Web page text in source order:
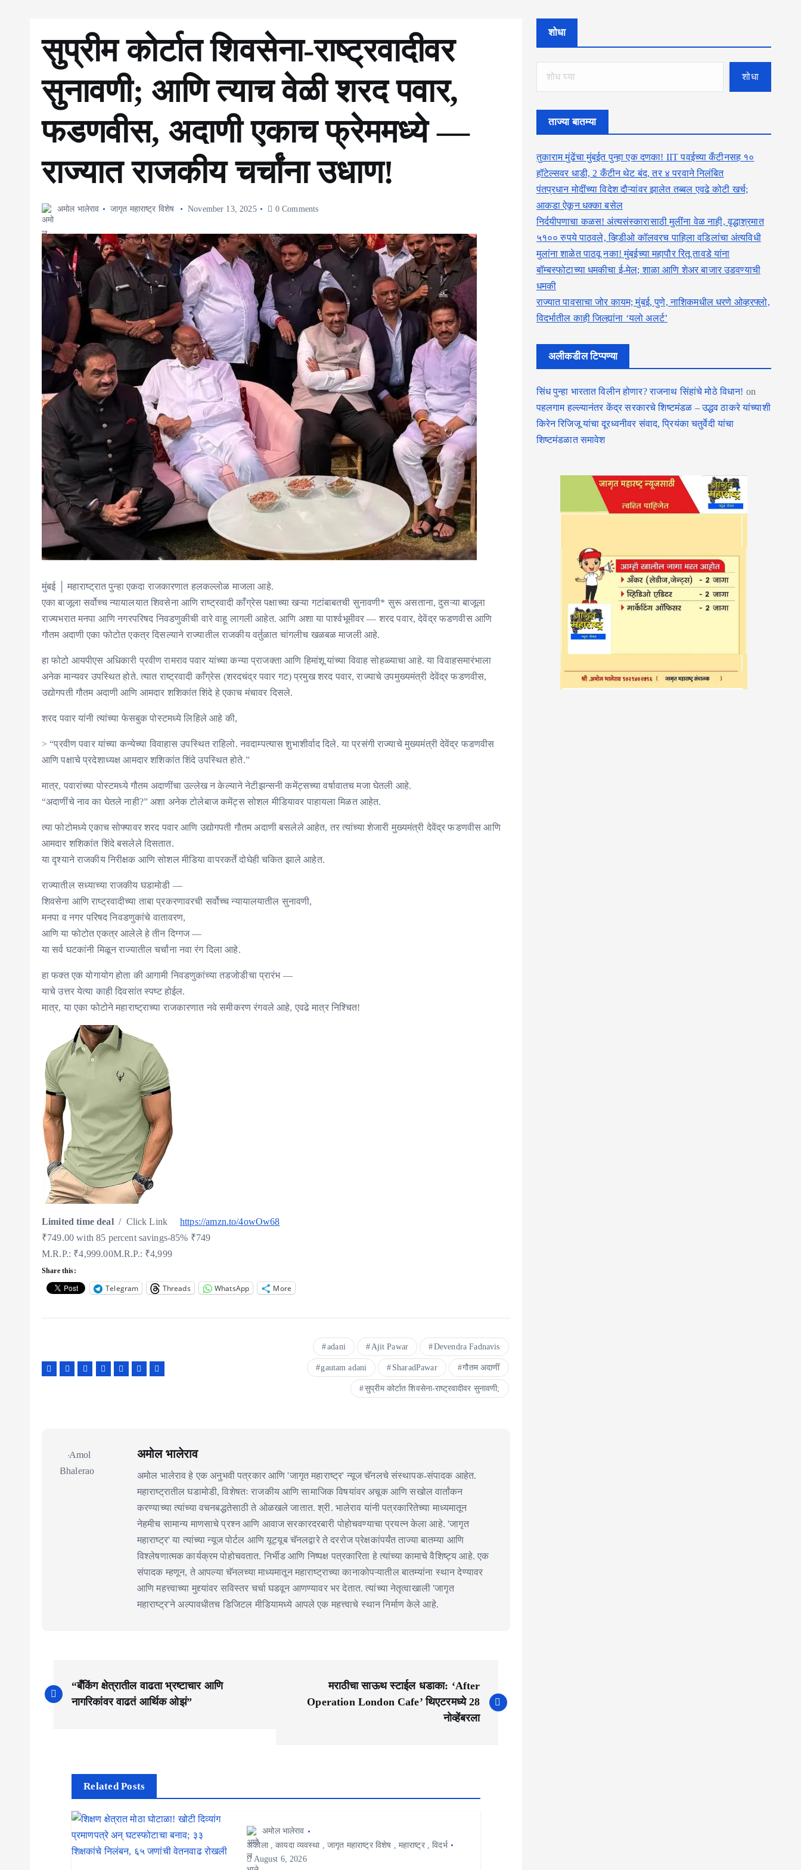
सुप्रीम कोर्टात शिवसेना-राष्ट्रवादीवर
सुनावणी; आणि त्याच वेळी शरद पवार,
फडणवीस, अदाणी एकाच फ्रेममध्ये —
राज्यात राजकीय चर्चांना उधाण!
अमोल भालेराव जागृत महाराष्ट्र विशेष November 13, 2025 0 Comments
मुंबई │ महाराष्ट्रात पुन्हा एकदा राजकारणात हलकल्लोळ माजला आहे.
एका बाजूला सर्वोच्च न्यायालयात शिवसेना आणि राष्ट्रवादी काँग्रेस पक्षाच्या खऱ्या गटांबाबतची सुनावणी* सुरू असताना, दुसऱ्या बाजूला
राज्यभरात मनपा आणि नगरपरिषद निवडणुकीची वारे वाहू लागली आहेत. आणि अशा या पार्श्वभूमीवर — शरद पवार, देवेंद्र फडणवीस आणि
गौतम अदाणी एका फोटोत एकत्र दिसल्याने राज्यातील राजकीय वर्तुळात चांगलीच खळबळ माजली आहे.
हा फोटो आयपीएस अधिकारी प्रवीण रामराव पवार यांच्या कन्या प्राजक्ता आणि हिमांशू यांच्या विवाह सोहळ्याचा आहे. या विवाहसमारंभाला
अनेक मान्यवर उपस्थित होते. त्यात राष्ट्रवादी काँग्रेस (शरदचंद्र पवार गट) प्रमुख शरद पवार, राज्याचे उपमुख्यमंत्री देवेंद्र फडणवीस,
उद्योगपती गौतम अदाणी आणि आमदार शशिकांत शिंदे हे एकाच मंचावर दिसले.
शरद पवार यांनी त्यांच्या फेसबुक पोस्टमध्ये लिहिले आहे की,
> “प्रवीण पवार यांच्या कन्येच्या विवाहास उपस्थित राहिलो. नवदाम्पत्यास शुभाशीर्वाद दिले. या प्रसंगी राज्याचे मुख्यमंत्री देवेंद्र फडणवीस
आणि पक्षाचे प्रदेशाध्यक्ष आमदार शशिकांत शिंदे उपस्थित होते.”
मात्र, पवारांच्या पोस्टमध्ये गौतम अदाणींचा उल्लेख न केल्याने नेटीझन्सनी कमेंट्सच्या वर्षावातच मजा घेतली आहे.
“अदाणींचे नाव का घेतले नाही?” अशा अनेक टोलेबाज कमेंट्स सोशल मीडियावर पाहायला मिळत आहेत.
त्या फोटोमध्ये एकाच सोफ्यावर शरद पवार आणि उद्योगपती गौतम अदाणी बसलेले आहेत, तर त्यांच्या शेजारी मुख्यमंत्री देवेंद्र फडणवीस आणि
आमदार शशिकांत शिंदे बसलेले दिसतात.
या दृश्याने राजकीय निरीक्षक आणि सोशल मीडिया वापरकर्ते दोघेही चकित झाले आहेत.
राज्यातील सध्याच्या राजकीय घडामोडी —
शिवसेना आणि राष्ट्रवादीच्या ताबा प्रकरणावरची सर्वोच्च न्यायालयातील सुनावणी,
मनपा व नगर परिषद निवडणुकांचे वातावरण,
आणि या फोटोत एकत्र आलेले हे तीन दिग्गज —
या सर्व घटकांनी मिळून राज्यातील चर्चांना नवा रंग दिला आहे.
हा फक्त एक योगायोग होता की आगामी निवडणुकांच्या तडजोडीचा प्रारंभ —
याचे उत्तर येत्या काही दिवसांत स्पष्ट होईल.
मात्र, या एका फोटोने महाराष्ट्राच्या राजकारणात नवे समीकरण रंगवले आहे, एवढे मात्र निश्चित!
Limited time deal / Click Link https://amzn.to/4owOw68
₹749.00 with 85 percent savings-85% ₹749
M.R.P.: ₹4,999.00M.R.P.: ₹4,999
Share this:
Telegram Threads WhatsApp More
adani Ajit Pawar Devendra Fadnavis
gautam adani SharadPawar गौतम अदाणीं
सुप्रीम कोर्टात शिवसेना-राष्ट्रवादीवर सुनावणी;
अमोल भालेराव
अमोल भालेराव हे एक अनुभवी पत्रकार आणि 'जागृत महाराष्ट्र' न्यूज चॅनलचे संस्थापक-संपादक आहेत.
महाराष्ट्रातील घडामोडी, विशेषतः राजकीय आणि सामाजिक विषयांवर अचूक आणि सखोल वार्तांकन
करण्याच्या त्यांच्या वचनबद्धतेसाठी ते ओळखले जातात. श्री. भालेराव यांनी पत्रकारितेच्या माध्यमातून
नेहमीच सामान्य माणसाचे प्रश्न आणि आवाज सरकारदरबारी पोहोचवण्याचा प्रयत्न केला आहे. 'जागृत
महाराष्ट्र' या त्यांच्या न्यूज पोर्टल आणि यूट्यूब चॅनलद्वारे ते दररोज प्रेक्षकांपर्यंत ताज्या बातम्या आणि
विश्लेषणात्मक कार्यक्रम पोहोचवतात. निर्भीड आणि निष्पक्ष पत्रकारिता हे त्यांच्या कामाचे वैशिष्ट्य आहे. एक
संपादक म्हणून, ते आपल्या चॅनलच्या माध्यमातून महाराष्ट्राच्या कानाकोपऱ्यातील बातम्यांना स्थान देण्यावर
आणि महत्त्वाच्या मुद्द्यांवर सविस्तर चर्चा घडवून आणण्यावर भर देतात. त्यांच्या नेतृत्वाखाली 'जागृत
महाराष्ट्र'ने अल्पावधीतच डिजिटल मीडियामध्ये आपले एक महत्त्वाचे स्थान निर्माण केले आहे.
o
“बँकिंग क्षेत्रातील वाढता भ्रष्टाचार आणि
नागरिकांवर वाढतं आर्थिक ओझं”
मराठीचा साऊथ स्टाईल धडाका: ‘After
Operation London Cafe’ थिएटरमध्ये 28
नोव्हेंबरला
Related Posts
अमोल भालेराव
अकोला,कायदा व्यवस्था,जागृत महाराष्ट्र विशेष महाराष्ट्र,विदर्भ
August 6, 2026
शोधा
शोधा
ताज्या बातम्या
तुकाराम मुंढेंचा मुंबईत पुन्हा एक दणका! IIT पवईच्या कँटीनसह १०
हॉटेल्सवर धाडी, 2 कँटीन थेट बंद, तर ४ परवाने निलंबित
पंतप्रधान मोदींच्या विदेश दौऱ्यांवर झालेत तब्बल एवढे कोटी खर्च;
आकडा ऐकून धक्का बसेल
निर्दयीपणाचा कळस! अंत्यसंस्कारासाठी मुलींना वेळ नाही, वृद्धाश्रमात
५१०० रुपये पाठवले, व्हिडीओ कॉलवरच पाहिला वडिलांचा अंत्यविधी
मुलांना शाळेत पाठवू नका! मुंबईच्या महापौर रितू तावडे यांना
बॉम्बस्फोटाच्या धमकीचा ई-मेल; शाळा आणि शेअर बाजार उडवण्याची
धमकी
राज्यात पावसाचा जोर कायम; मुंबई, पुणे, नाशिकमधील धरणे ओव्हरफ्लो,
विदर्भातील काही जिल्ह्यांना ‘यलो अलर्ट’
अलीकडील टिप्पण्या
सिंध पुन्हा भारतात विलीन होणार? राजनाथ सिंहांचे मोठे विधान! on
पहलगाम हल्ल्यानंतर केंद्र सरकारचे शिष्टमंडळ – उद्धव ठाकरे यांच्याशी
किरेन रिजिजू यांचा दूरध्वनीवर संवाद, प्रियंका चतुर्वेदी यांचा
शिष्टमंडळात समावेश